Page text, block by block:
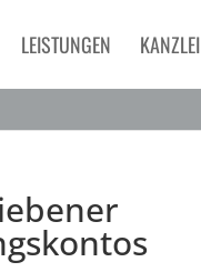
LEISTUNGEN KANZLEI